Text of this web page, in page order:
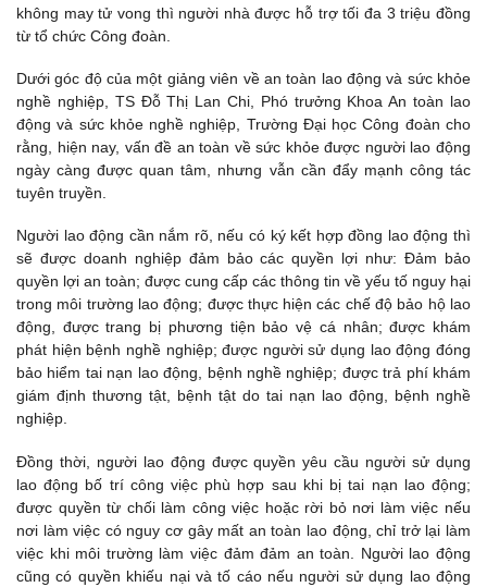
không may tử vong thì người nhà được hỗ trợ tối đa 3 triệu đồng
từ tổ chức Công đoàn.
Dưới góc độ của một giảng viên về an toàn lao động và sức khỏe
nghề nghiệp, TS Đỗ Thị Lan Chi, Phó trưởng Khoa An toàn lao
động và sức khỏe nghề nghiệp, Trường Đại học Công đoàn cho
rằng, hiện nay, vấn đề an toàn về sức khỏe được người lao động
ngày càng được quan tâm, nhưng vẫn cần đẩy mạnh công tác
tuyên truyền.
Người lao động cần nắm rõ, nếu có ký kết hợp đồng lao động thì
sẽ được doanh nghiệp đảm bảo các quyền lợi như: Đảm bảo
quyền lợi an toàn; được cung cấp các thông tin về yếu tố nguy hại
trong môi trường lao động; được thực hiện các chế độ bảo hộ lao
động, được trang bị phương tiện bảo vệ cá nhân; được khám
phát hiện bệnh nghề nghiệp; được người sử dụng lao động đóng
bảo hiểm tai nạn lao động, bệnh nghề nghiệp; được trả phí khám
giám định thương tật, bệnh tật do tai nạn lao động, bệnh nghề
nghiệp.
Đồng thời, người lao động được quyền yêu cầu người sử dụng
lao động bố trí công việc phù hợp sau khi bị tai nạn lao động;
được quyền từ chối làm công việc hoặc rời bỏ nơi làm việc nếu
nơi làm việc có nguy cơ gây mất an toàn lao động, chỉ trở lại làm
việc khi môi trường làm việc đảm đảm an toàn. Người lao động
cũng có quyền khiếu nại và tố cáo nếu người sử dụng lao động